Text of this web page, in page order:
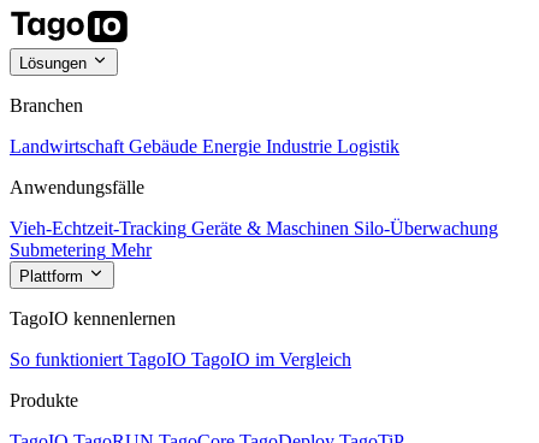
Lösungen
Branchen
Landwirtschaft Gebäude Energie Industrie Logistik
Anwendungsfälle
Vieh-Echtzeit-Tracking Geräte & Maschinen Silo-Überwachung
Submetering Mehr
Plattform
TagoIO kennenlernen
So funktioniert TagoIO TagoIO im Vergleich
Produkte